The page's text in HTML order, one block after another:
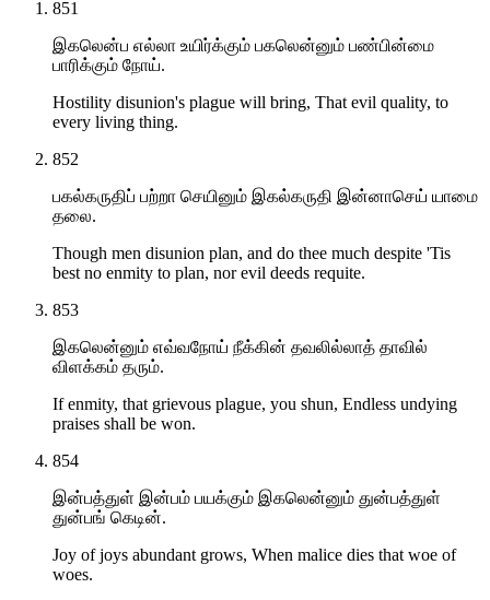
851
இகலென்ப எல்லா உயிர்க்கும் பகலென்னும் பண்பின்மை
பாரிக்கும் நோய்.
Hostility disunion's plague will bring, That evil quality, to
every living thing.
852
பகல்கருதிப் பற்றா செயினும் இகல்கருதி இன்னாசெய் யாமை
தலை.
Though men disunion plan, and do thee much despite 'Tis
best no enmity to plan, nor evil deeds requite.
853
இகலென்னும் எவ்வநோய் நீக்கின் தவலில்லாத் தாவில்
விளக்கம் தரும்.
If enmity, that grievous plague, you shun, Endless undying
praises shall be won.
854
இன்பத்துள் இன்பம் பயக்கும் இகலென்னும் துன்பத்துள்
துன்பங் கெடின்.
Joy of joys abundant grows, When malice dies that woe of
woes.